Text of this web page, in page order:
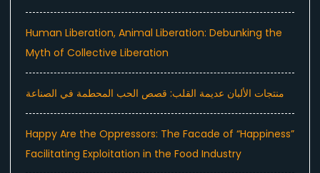
Human Liberation, Animal Liberation: Debunking the
Myth of Collective Liberation
منتجات الألبان عديمة القلب: قصص الحب المحطمة في الصناعة
Happy Are the Oppressors: The Facade of “Happiness”
Facilitating Exploitation in the Food Industry